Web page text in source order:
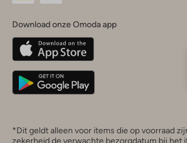
Belgique(Français)
Deutschland
Download onze Omoda app
*Dit geldt alleen voor items die op voorraad
zekerheid de verwachte bezorgdatum bij het